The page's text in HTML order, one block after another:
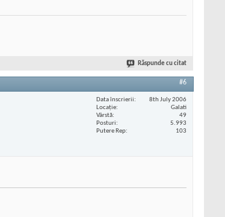
Răspunde cu citat
#6
Data înscrierii
8th July 2006
Locaţie
Galati
Vârstă
49
Posturi
5.993
Putere Rep
103